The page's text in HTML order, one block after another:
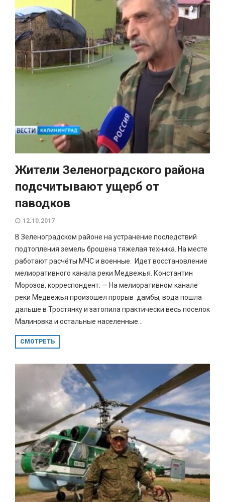
Жители Зеленоградского района
подсчитывают ущерб от
паводков
12.10.2017
В Зеленоградском районе на устранение последствий
подтопления земель брошена тяжелая техника. На месте
работают расчёты МЧС и военные. Идет восстановление
мелиоративного канала реки Медвежья. Константин
Морозов, корреспондент: — На мелиоративном канале
реки Медвежья произошел прорыв дамбы, вода пошла
дальше в Тростянку и затопила практически весь поселок
Малиновка и остальные населенные...
СМОТРЕТЬ